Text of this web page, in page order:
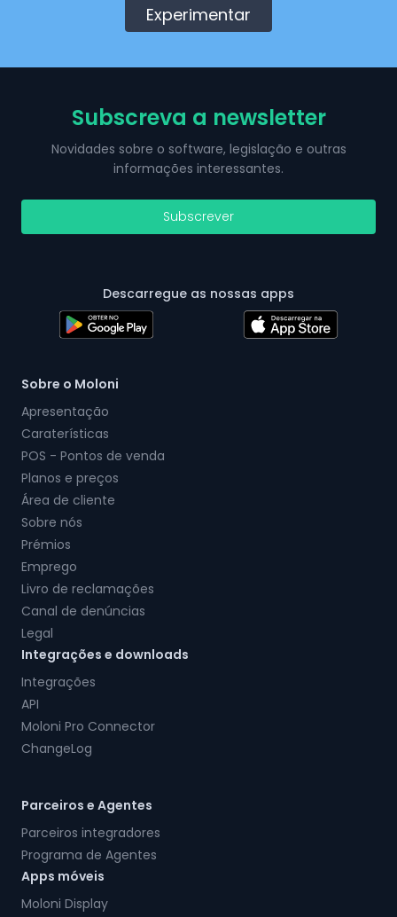
Experimentar
Subscreva a newsletter
Novidades sobre o software, legislação e outras
informações interessantes.
Subscrever
Descarregue as nossas apps
Sobre o Moloni
Apresentação
Caraterísticas
POS - Pontos de venda
Planos e preços
Área de cliente
Sobre nós
Prémios
Emprego
Livro de reclamações
Canal de denúncias
Legal
Integrações e downloads
Integrações
API
Moloni Pro Connector
ChangeLog
Parceiros e Agentes
Parceiros integradores
Programa de Agentes
Apps móveis
Moloni Display